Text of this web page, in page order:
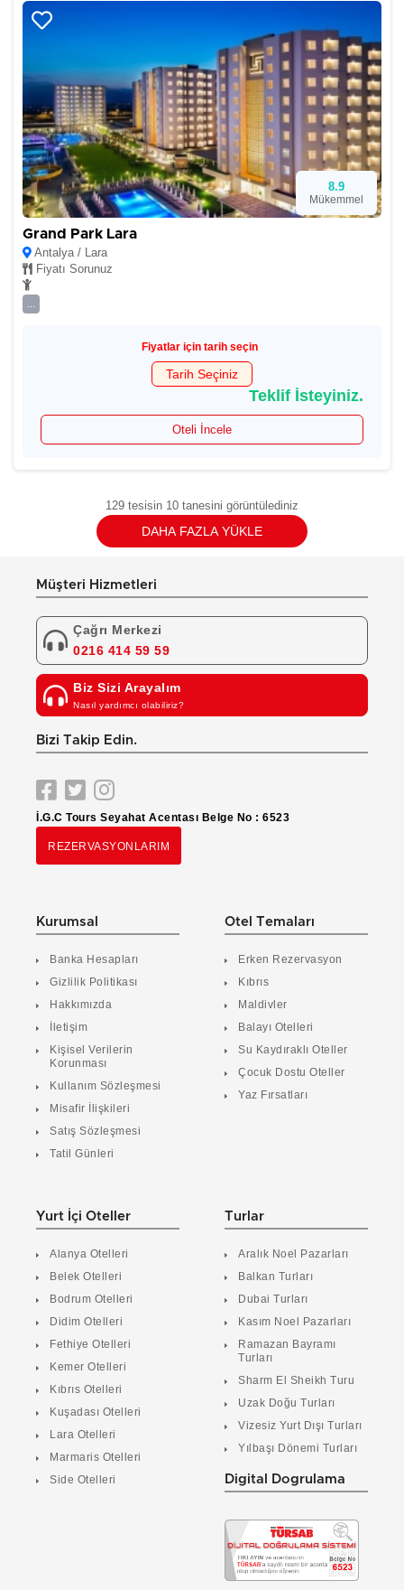
8.9
Mükemmel
Grand Park Lara
Antalya / Lara
Fiyatı Sorunuz
Fiyatlar için tarih seçin
Tarih Seçiniz
Teklif İsteyiniz.
Oteli İncele
129 tesisin 10 tanesini görüntülediniz
DAHA FAZLA YÜKLE
Müşteri Hizmetleri
Çağrı Merkezi
0216 414 59 59
Biz Sizi Arayalım
Nasıl yardımcı olabiliriz?
Bizi Takip Edin.
İ.G.C Tours Seyahat Acentası Belge No : 6523
REZERVASYONLARIM
Kurumsal
Banka Hesapları
Gizlilik Politikası
Hakkımızda
İletişim
Kişisel Verilerin
Korunması
Kullanım Sözleşmesi
Misafir İlişkileri
Satış Sözleşmesi
Tatil Günleri
Otel Temaları
Erken Rezervasyon
Kıbrıs
Maldivler
Balayı Otelleri
Su Kaydıraklı Oteller
Çocuk Dostu Oteller
Yaz Fırsatları
Yurt İçi Oteller
Alanya Otelleri
Belek Otelleri
Bodrum Otelleri
Didim Otelleri
Fethiye Otelleri
Kemer Otelleri
Kıbrıs Otelleri
Kuşadası Otelleri
Lara Otelleri
Marmaris Otelleri
Side Otelleri
Turlar
Aralık Noel Pazarları
Balkan Turları
Dubai Turları
Kasım Noel Pazarları
Ramazan Bayramı
Turları
Sharm El Sheikh Turu
Uzak Doğu Turları
Vizesiz Yurt Dışı Turları
Yılbaşı Dönemi Turları
Digital Dogrulama